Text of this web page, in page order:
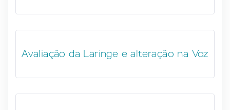
Avaliação da Laringe e alteração na Voz